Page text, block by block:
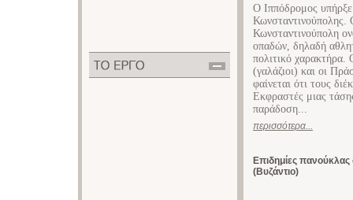
Ο Ιππόδρομος
Κωνσταντινούπολης.
Κωνσταντινούπολη
οπαδών, δηλαδή
πολιτικό χαρακτήρα.
(γαλάζιοι) και οι
φαίνεται ότι τους
Εκφραστές μιας
παράδοση...
περισσότερα...
Επιδημίες
(Βυζάντιο)